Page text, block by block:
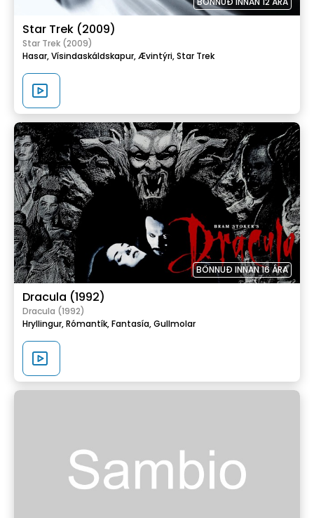
Star Trek (2009)
Star Trek (2009)
Hasar,Vísindaskáldskapur,Ævintýri,Star Trek
BÖNNUÐ INNAN 16 ÁRA
Dracula (1992)
Dracula (1992)
Hryllingur,Rómantík,Fantasía,Gullmolar